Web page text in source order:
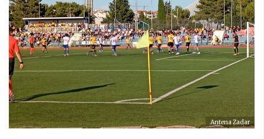
Antena Zadar